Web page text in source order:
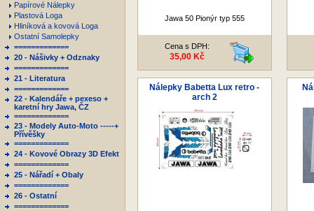
Papírové Nálepky
Plastová Loga
Hliníková a kovová Loga
Ostatní Samolepky
=============
20 - Nášivky + Odznaky
=============
21 - Literatura
=============
22 - Kalendáře + pexeso +
karetní hry Jawa, ČZ
=============
23 - Modely Auto-Moto -----+
Přívěšky
=============
24 - Kovové Obrazy 3D Efekt
=============
25 - Nářadí + Obaly
=============
26 - Ostatní
=============
Jawa 50 Pionýr typ 555
Cena s DPH:
35,00 Kč
Nálepky Babetta Lux retro -
arch 2